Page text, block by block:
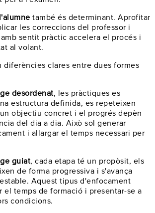
també és determinant. Aprofitar
les correccions del professor i
sentit pràctic accelera el procés i
al volant.
diferències clares entre dues formes
desordenat, les pràctiques es
estructura definida, es repeteixen
objectiu concret i el progrés depèn
del dia a dia. Això sol generar
i allargar el temps necessari per
guiat, cada etapa té un propòsit, els
de forma progressiva i s'avança
Aquest tipus d'enfocament
el temps de formació i presentar-se a
condicions.